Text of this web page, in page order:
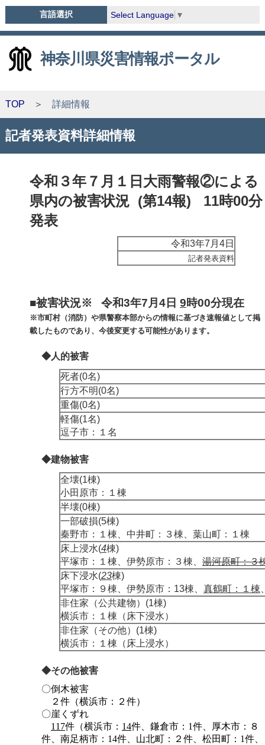
言語選択 Select Language ▼
神奈川県災害情報ポータル
TOP 詳細情報
記者発表資料詳細情報
令和３年７月１日大雨警報②による
県内の被害状況 (第14報) 11時00分
発表
令和3年7月4日
記者発表資料
■被害状況※ 令和3年7月4日 9時00分現在
※市町村（消防）や県警察本部からの情報に基づき速報値として掲
載したものであり、今後変更する可能性があります。
◆人的被害
死者(0名)
行方不明(0名)
重傷(0名)
軽傷(1名)
逗子市：１名
◆建物被害
全壊(1棟)
小田原市：１棟
半壊(0棟)
一部破損(5棟)
秦野市：１棟、中井町：３棟、葉山町：１棟
床上浸水(4棟)
平塚市：１棟、伊勢原市：３棟、 湯河原町：３
床下浸水(23棟)
平塚市：９棟、伊勢原市：13棟、 真鶴町：１棟
非住家（公共建物）(1棟)
横浜市：１棟（床下浸水）
非住家（その他）(1棟)
横浜市：１棟（床上浸水）
◆その他被害
〇倒木被害
２件（横浜市：２件）
〇崖くずれ
117件（横浜市： 14件、鎌倉市：1件、厚木市：８
件、南足柄市：14件、山北町：２件、松田町：1件、